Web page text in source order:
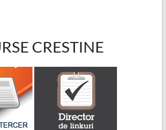
CRESTINE